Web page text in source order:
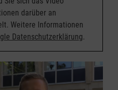
darüber an
Weitere Informationen
Datenschutzerklärung.